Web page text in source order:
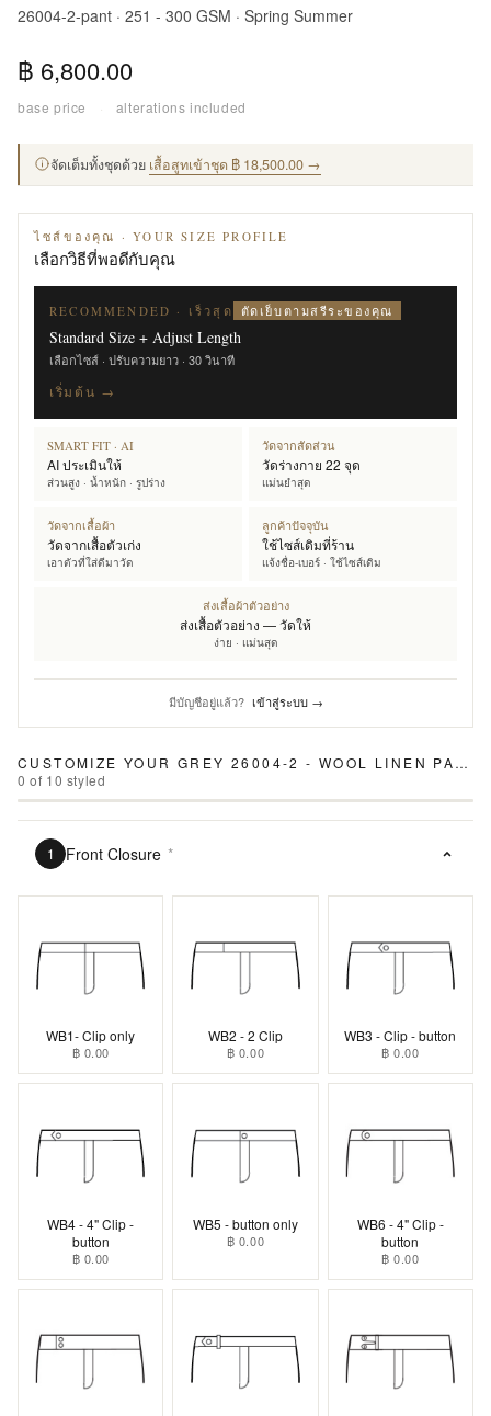
26004-2-pant · 251 - 300 GSM · Spring Summer
฿ 6,800.00
base price · alterations included
จัดเต็มทั้งชุดด้วย เสื้อสูทเข้าชุด ฿ 18,500.00 →
ไซส์ของคุณ · YOUR SIZE PROFILE
เลือกวิธีที่พอดีกับคุณ
RECOMMENDED · เร็วสุด ตัดเย็บตามสรีระของคุณ
Standard Size + Adjust Length
เลือกไซส์ · ปรับความยาว · 30 วินาที
เริ่มต้น →
SMART FIT · AI
AI ประเมินให้
ส่วนสูง · น้ำหนัก · รูปร่าง
วัดจากสัดส่วน
วัดร่างกาย 22 จุด
แม่นยำสุด
วัดจากเสื้อผ้า
วัดจากเสื้อตัวเก่ง
เอาตัวที่ใส่ดีมาวัด
ลูกค้าปัจจุบัน
ใช้ไซส์เดิมที่ร้าน
แจ้งชื่อ-เบอร์ · ใช้ไซส์เดิม
ส่งเสื้อผ้าตัวอย่าง
ส่งเสื้อตัวอย่าง — วัดให้
ง่าย · แม่นสุด
มีบัญชีอยู่แล้ว? เข้าสู่ระบบ →
CUSTOMIZE YOUR GREY 26004-2 - WOOL LINEN PANTS
0 of 10 styled
1 Front Closure *
WB1- Clip only
฿ 0.00
WB2 - 2 Clip
฿ 0.00
WB3 - Clip - button
฿ 0.00
WB4 - 4" Clip -
button
฿ 0.00
WB5 - button only
฿ 0.00
WB6 - 4" Clip -
button
฿ 0.00